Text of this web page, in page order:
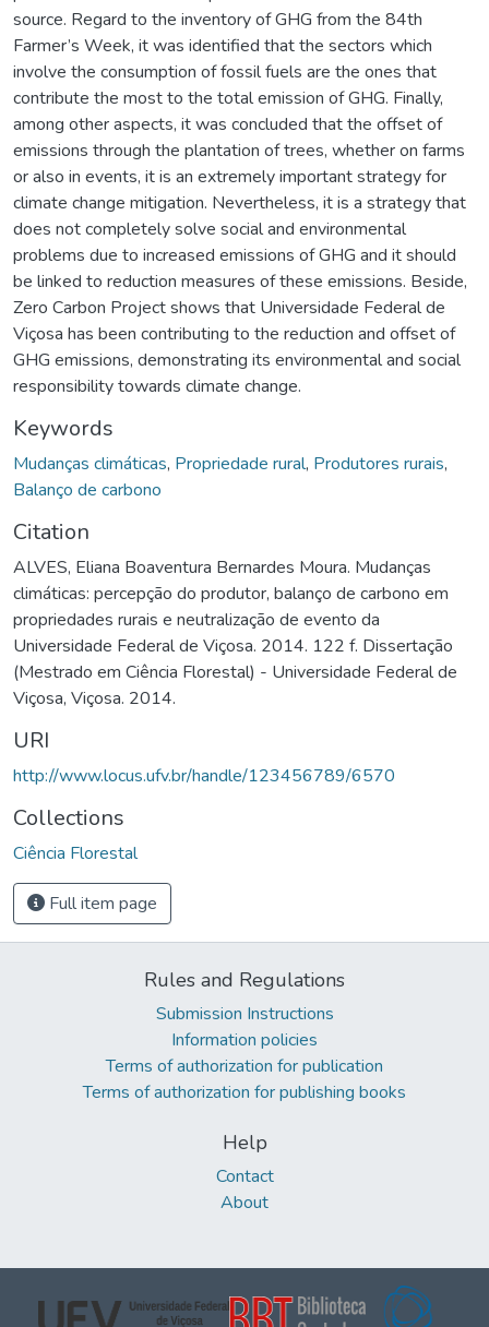
source. Regard to the inventory of GHG from the 84th
Farmer’s Week, it was identified that the sectors which
involve the consumption of fossil fuels are the ones that
contribute the most to the total emission of GHG. Finally,
among other aspects, it was concluded that the offset of
emissions through the plantation of trees, whether on farms
or also in events, it is an extremely important strategy for
climate change mitigation. Nevertheless, it is a strategy that
does not completely solve social and environmental
problems due to increased emissions of GHG and it should
be linked to reduction measures of these emissions. Beside,
Zero Carbon Project shows that Universidade Federal de
Viçosa has been contributing to the reduction and offset of
GHG emissions, demonstrating its environmental and social
responsibility towards climate change.
Keywords
Mudanças climáticas, Propriedade rural, Produtores rurais,
Balanço de carbono
Citation
ALVES, Eliana Boaventura Bernardes Moura. Mudanças
climáticas: percepção do produtor, balanço de carbono em
propriedades rurais e neutralização de evento da
Universidade Federal de Viçosa. 2014. 122 f. Dissertação
(Mestrado em Ciência Florestal) - Universidade Federal de
Viçosa, Viçosa. 2014.
URI
http://www.locus.ufv.br/handle/123456789/6570
Collections
Ciência Florestal
Full item page
Rules and Regulations
Submission Instructions
Information policies
Terms of authorization for publication
Terms of authorization for publishing books
Help
Contact
About